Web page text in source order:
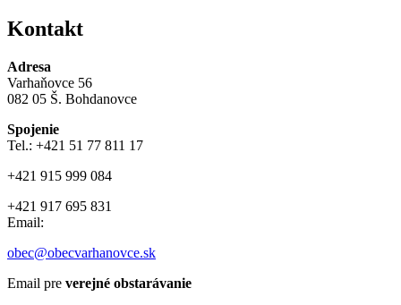
Kontakt
Adresa
Varhaňovce 56
082 05 Š. Bohdanovce
Spojenie
Tel.: +421 51 77 811 17
+421 915 999 084
+421 917 695 831
Email:
obec@obecvarhanovce.sk
Email pre verejné obstarávanie